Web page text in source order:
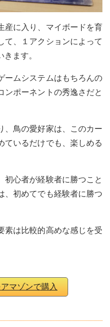
産に入り、マイボードを育
て、１アクションによって
ます。
ームシステムはもちろんの
ンポーネントの秀逸さだと
、鳥の愛好家は、このカー
ているだけでも、楽しめる
初心者が経験者に勝つこと
、初めてでも経験者に勝つ
素は比較的高めな感じを受
マゾンで購入